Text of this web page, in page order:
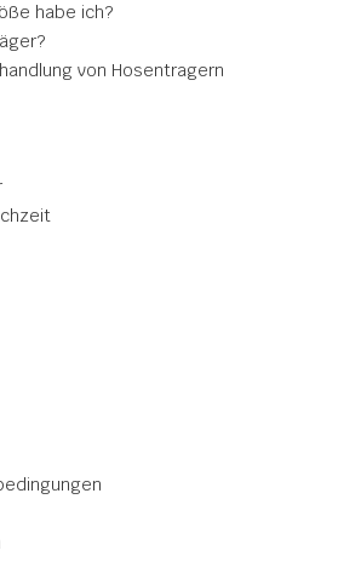
habe ich?
von Hosentragern